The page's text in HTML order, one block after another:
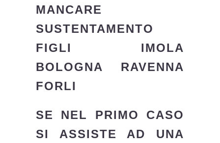
MANCARE
SUSTENTAMENTO
FIGLI IMOLA
BOLOGNA RAVENNA
FORLI
SE NEL PRIMO CASO
SI ASSISTE AD UNA